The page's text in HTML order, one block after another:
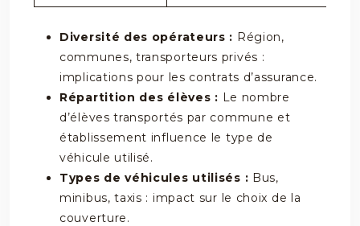
Diversité des opérateurs : Région,
communes, transporteurs privés :
implications pour les contrats d’assurance.
Répartition des élèves : Le nombre
d’élèves transportés par commune et
établissement influence le type de
véhicule utilisé.
Types de véhicules utilisés : Bus,
minibus, taxis : impact sur le choix de la
couverture.